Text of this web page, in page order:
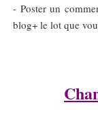
- Poster un
blog+ le lot que